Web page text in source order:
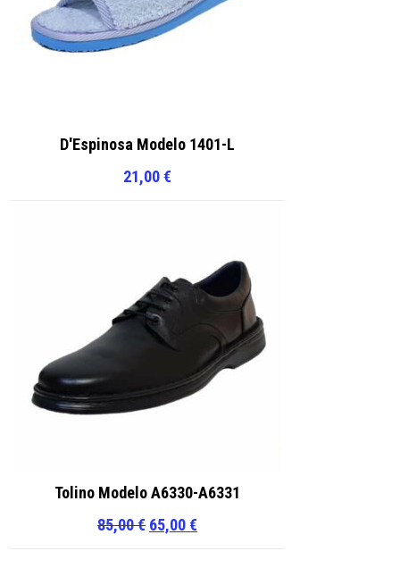
D'Espinosa Modelo 1401-L
21,00€
Tolino Modelo A6330-A6331
85,00€ El
65,00€